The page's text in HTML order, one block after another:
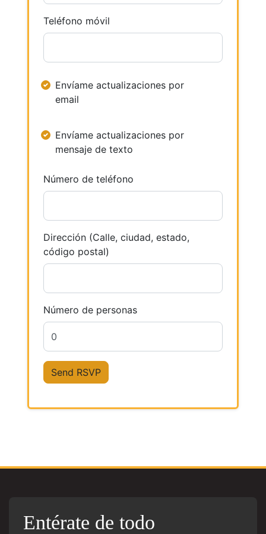
Teléfono móvil
Envíame actualizaciones por
email
Envíame actualizaciones por
mensaje de texto
Número de teléfono
Dirección (Calle, ciudad, estado,
código postal)
Número de personas
Entérate de todo